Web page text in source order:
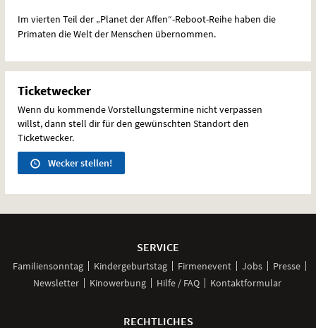
Im vierten Teil der „Planet der Affen“-Reboot-Reihe haben die
Primaten die Welt der Menschen übernommen.
Ticketwecker
Wenn du kommende Vorstellungstermine nicht verpassen
willst, dann stell dir für den gewünschten Standort den
Ticketwecker.
Wecker stellen!
SERVICE
Familiensonntag Kindergeburtstag Firmenevent Jobs
Presse
Newsletter
Kinowerbung Hilfe / FAQ Kontaktformular
RECHTLICHES